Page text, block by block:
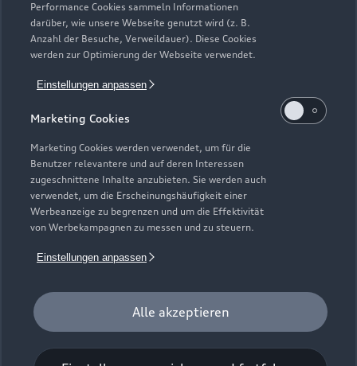
Performance Cookies sammeln Informationen
darüber, wie unsere Webseite genutzt wird (z. B.
Anzahl der Besuche, Verweildauer). Diese Cookies
werden zur Optimierung der Webseite verwendet.
Einstellungen anpassen
Marketing Cookies
Marketing Cookies werden verwendet, um für die
Benutzer relevantere und auf deren Interessen
zugeschnittene Inhalte anzubieten. Sie werden auch
verwendet, um die Erscheinungshäufigkeit einer
Werbeanzeige zu begrenzen und um die Effektivität
von Werbekampagnen zu messen und zu steuern.
Einstellungen anpassen
Alle akzeptieren
Zur Reparatur